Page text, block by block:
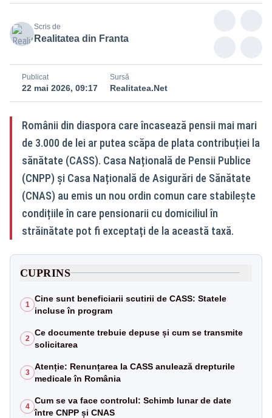
Scris de
Realitatea din Franta
Publicat
22 mai 2026, 09:17
Sursă
Realitatea.Net
Românii din diaspora care încasează pensii mai mari
de 3.000 de lei ar putea scăpa de plata contribuției la
sănătate (CASS). Casa Națională de Pensii Publice
(CNPP) și Casa Națională de Asigurări de Sănătate
(CNAS) au emis un nou ordin comun care stabilește
condițiile în care pensionarii cu domiciliul în
străinătate pot fi exceptați de la această taxă.
CUPRINS
1
Cine sunt beneficiarii scutirii de CASS: Statele
incluse în program
2
Ce documente trebuie depuse și cum se transmite
solicitarea
3
Atenție: Renunțarea la CASS anulează drepturile
medicale în România
4
Cum se va face controlul: Schimb lunar de date
între CNPP și CNAS